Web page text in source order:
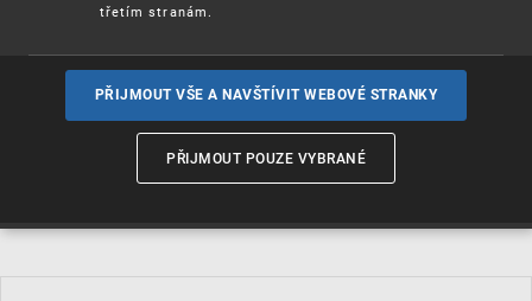
Označení původua zeměpisná
třetím stranám.
PŘIJMOUT VŠE A NAVŠTÍVIT WEBOVÉ STRANKY
PŘIJMOUT POUZE VYBRANÉ